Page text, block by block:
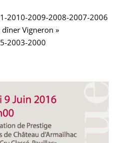
2010-2009-2008-2007-2006
dîner Vigneron »
2003-2000